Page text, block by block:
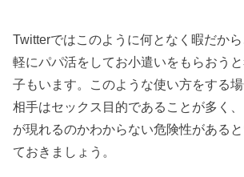
Twitterではこのように何となく暇だか
軽にパパ活をしてお小遣いをもらおう
子もいます。このような使い方をする場
相手はセックス目的であることが多く
が現れるのかわからない危険性がある
ておきましょう。